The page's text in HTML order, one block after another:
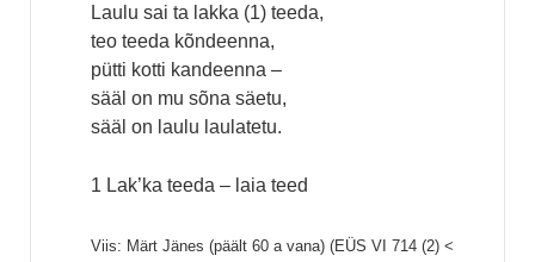
Laulu sai ta lakka (1) teeda,
teo teeda kõndeenna,
pütti kotti kandeenna –
sääl on mu sõna säetu,
sääl on laulu laulatetu.
1 Lak’ka teeda – laia teed
Viis: Märt Jänes (päält 60 a vana) (EÜS VI 714 (2) <